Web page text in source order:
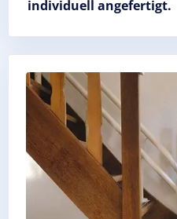
individuell angefertigt.
Schneller, sauberer